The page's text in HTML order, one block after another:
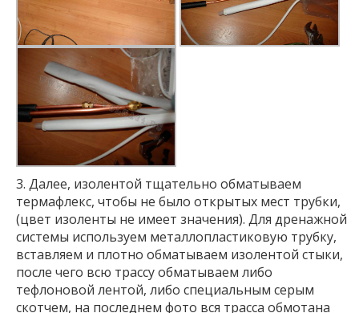
3. Далее, изолентой тщательно обматываем
термафлекс, чтобы не было открытых мест трубки,
(цвет изоленты не имеет значения). Для дренажной
системы используем металлопластиковую трубку,
вставляем и плотно обматываем изолентой стыки,
после чего всю трассу обматываем либо
тефлоновой лентой, либо специальным серым
скотчем, на последнем фото вся трасса обмотана